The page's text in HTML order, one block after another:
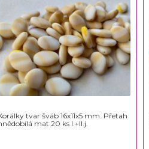
tvar šváb 16x11x5 mm. Přetah
mat 20 ks I.+II.j.